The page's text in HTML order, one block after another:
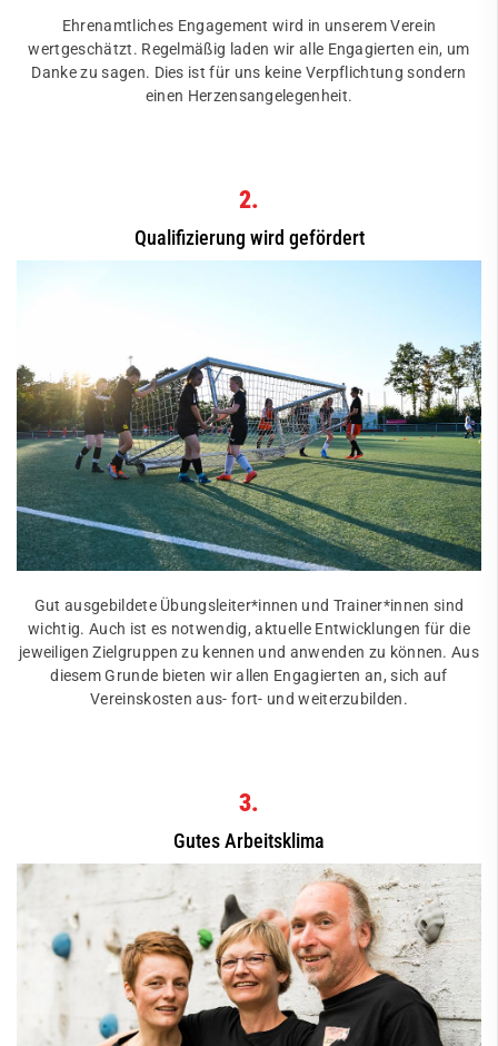
Ehrenamtliches Engagement wird in unserem Verein
wertgeschätzt. Regelmäßig laden wir alle Engagierten ein, um
Danke zu sagen. Dies ist für uns keine Verpflichtung sondern
einen Herzensangelegenheit.
2.
Qualifizierung wird gefördert
Gut ausgebildete Übungsleiter*innen und Trainer*innen sind
wichtig. Auch ist es notwendig, aktuelle Entwicklungen für die
jeweiligen Zielgruppen zu kennen und anwenden zu können. Aus
diesem Grunde bieten wir allen Engagierten an, sich auf
Vereinskosten aus- fort- und weiterzubilden.
3.
Gutes Arbeitsklima